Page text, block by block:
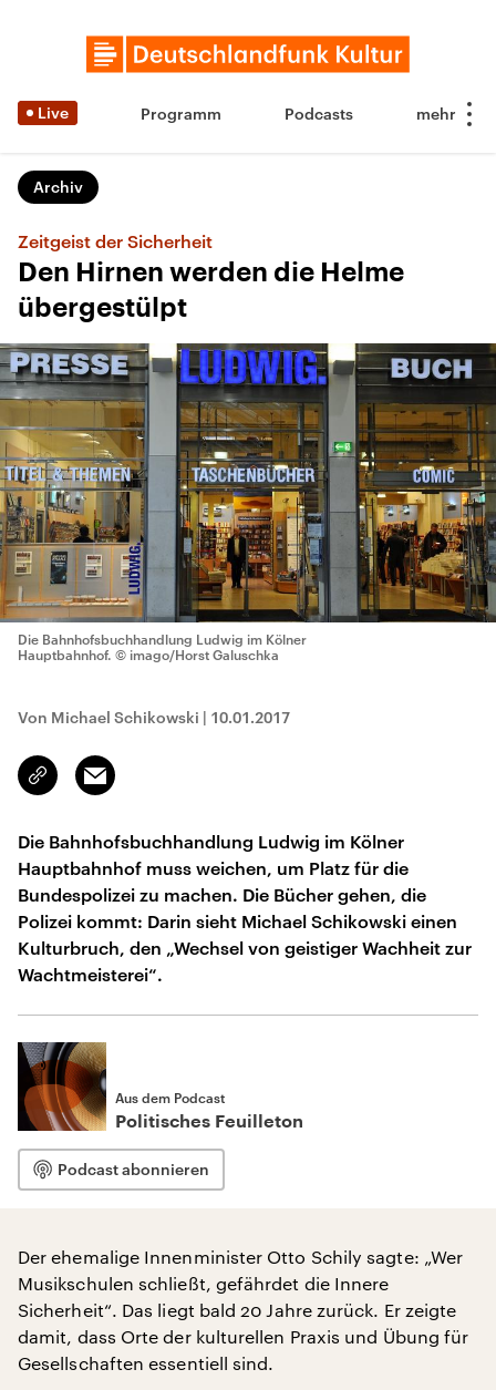
Live Programm Podcasts
Archiv
Zeitgeist der Sicherheit
Den Hirnen werden die Helme
übergestülpt
Die Bahnhofsbuchhandlung Ludwig im Kölner
Hauptbahnhof. © imago/Horst Galuschka
Von Michael Schikowski | 10.01.2017
Link
kopieren/teilen
Email
Die Bahnhofsbuchhandlung Ludwig im Kölner
Hauptbahnhof muss weichen, um Platz für die
Bundespolizei zu machen. Die Bücher gehen, die
Polizei kommt: Darin sieht Michael Schikowski einen
Kulturbruch, den „Wechsel von geistiger Wachheit zur
Wachtmeisterei“.
Aus dem Podcast
Politisches Feuilleton
Podcast abonnieren
Der ehemalige Innenminister Otto Schily sagte: „Wer
Musikschulen schließt, gefährdet die Innere
Sicherheit“. Das liegt bald 20 Jahre zurück. Er zeigte
damit, dass Orte der kulturellen Praxis und Übung für
Gesellschaften essentiell sind.